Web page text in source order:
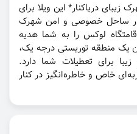
زیبای دریاکنار* این ویلا برای
در ساحل خصوصی و امن شهرک
لوکس را به شما هدیه
یک منطقه توریستی درجه یک،
برای تعطیلات شما دارد.
خاص و خاطره‌انگیز در کنار